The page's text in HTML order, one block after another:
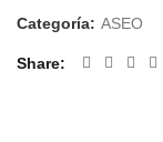
Categoría: ASEO
Share